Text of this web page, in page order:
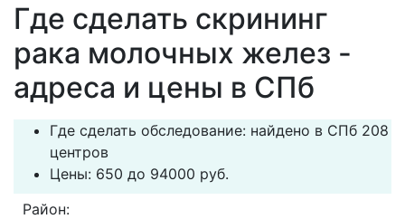
Где сделать скрининг
рака молочных желез -
адреса и цены в СПб
Где сделать обследование: найдено в СПб 208
центров
Цены: 650 до 94000 руб.
Район: